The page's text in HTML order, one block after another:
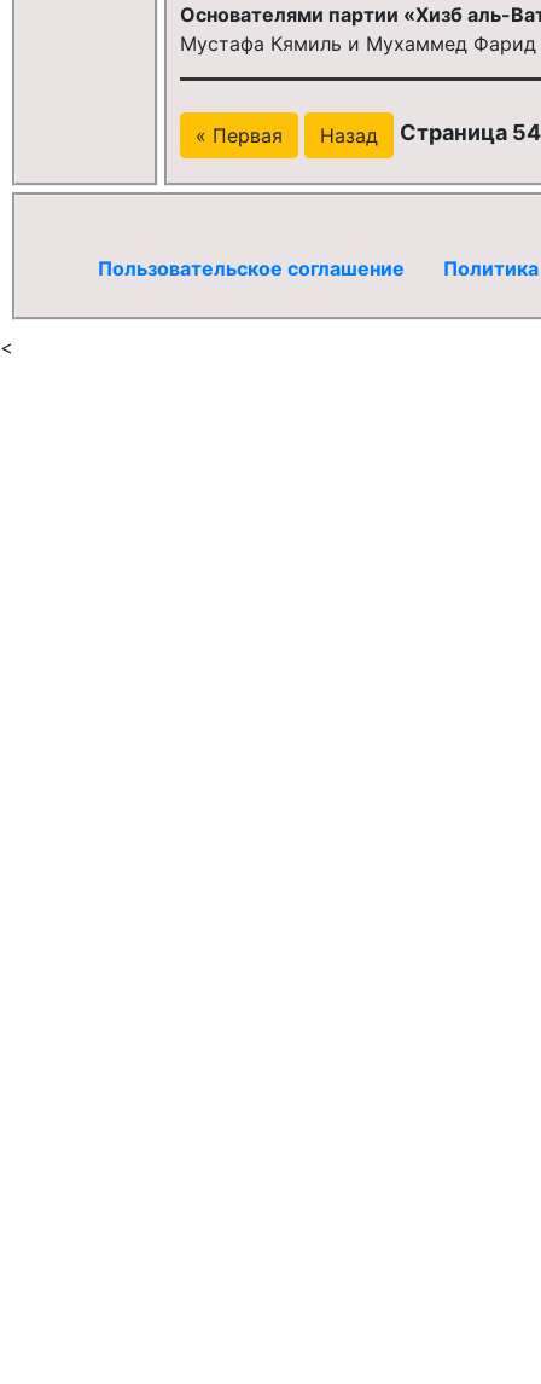
Основателями партии «Хизб аль-
Мустафа Кямиль и Мухаммед Фарид
« Первая Назад Страница
Пользовательское соглашение
<